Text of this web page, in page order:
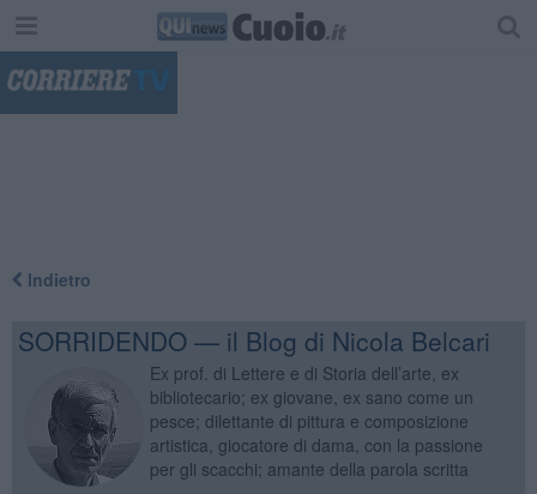
Indietro
SORRIDENDO — il Blog di Nicola Belcari
Ex prof. di Lettere e di Storia dell’arte, ex
bibliotecario; ex giovane, ex sano come un
pesce; dilettante di pittura e composizione
artistica, giocatore di dama, con la passione
per gli scacchi; amante della parola scritta